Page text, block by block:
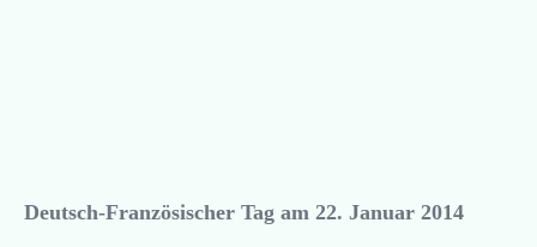
Deutsch-Französischer Tag am 22. Januar 2014